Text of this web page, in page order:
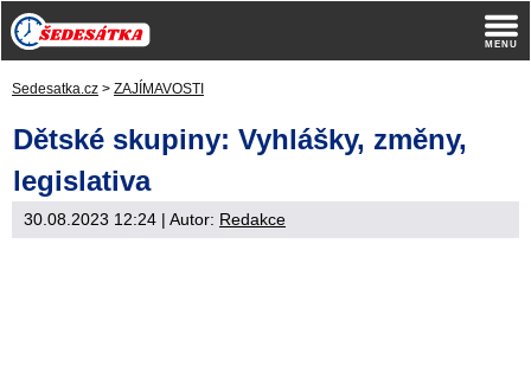
Sedesatka.cz > ZAJÍMAVOSTI
Dětské skupiny: Vyhlášky, změny,
legislativa
30.08.2023 12:24 | Autor: Redakce